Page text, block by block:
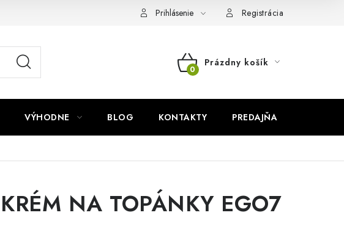
Prihlásenie Registrácia
NÁKUPNÝ
Prázdny košík
VÝHODNE BLOG KONTAKTY PREDAJŇA
KRÉM NA TOPÁNKY EGO7